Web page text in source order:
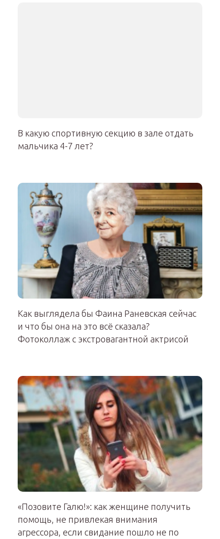
В какую спортивную секцию в зале отдать
мальчика 4-7 лет?
Как выглядела бы Фаина Раневская сейчас
и что бы она на это всё сказала?
Фотоколлаж с экстровагантной актрисой
«Позовите Галю!»: как женщине получить
помощь, не привлекая внимания
агрессора, если свидание пошло не по